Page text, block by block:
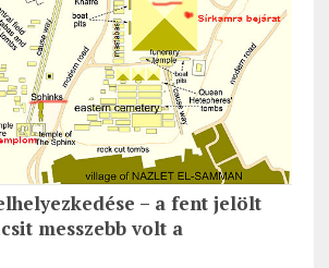
– a fent jelölt
messzebb volt a